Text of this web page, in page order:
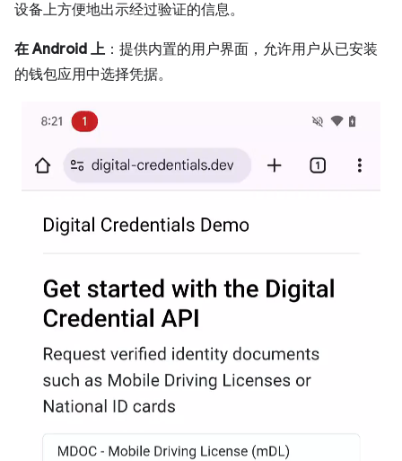
设备上方便地出示经过验证的信息。
在 Android 上 ：提供内置的用户界面，允许用户从已安装
的钱包应用中选择凭据。